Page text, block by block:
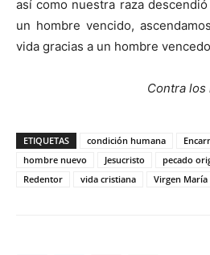
así como nuestra raza
un hombre vencido,
vida gracias a un hombre
Contra los
ETIQUETAS condición humana
hombre nuevo
Jesucristo pecado
Redentor
vida cristiana Virgen María